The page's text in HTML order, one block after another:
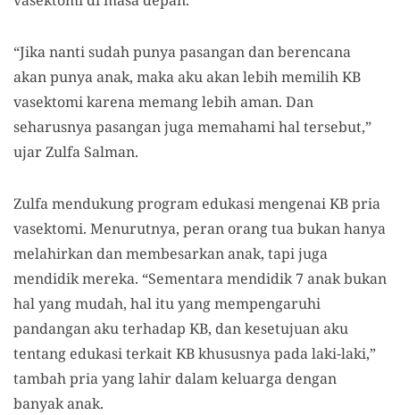
“Jika nanti sudah punya pasangan dan berencana
akan punya anak, maka aku akan lebih memilih KB
vasektomi karena memang lebih aman. Dan
seharusnya pasangan juga memahami hal tersebut,”
ujar Zulfa Salman.
Zulfa mendukung program edukasi mengenai KB pria
vasektomi. Menurutnya, peran orang tua bukan hanya
melahirkan dan membesarkan anak, tapi juga
mendidik mereka. “Sementara mendidik 7 anak bukan
hal yang mudah, hal itu yang mempengaruhi
pandangan aku terhadap KB, dan kesetujuan aku
tentang edukasi terkait KB khususnya pada laki-laki,”
tambah pria yang lahir dalam keluarga dengan
banyak anak.